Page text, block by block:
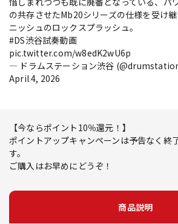
の共存させたMb20シリーズの仕様を受け
ニッシュのロックスプラッシュ。
#DS渋谷試奏動画
pic.twitter.com/w8edK2wU6p
— ドラムステーション渋谷
April 4, 2026
【今ならポイント10％還元！】
ポイントアップキャンペーンは予告なく終
す。
ご購入はお早めにどうぞ！
商品説明